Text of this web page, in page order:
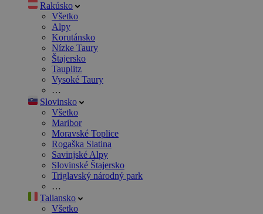
Rakúsko
Všetko
Alpy
Korutánsko
Nízke Taury
Štajersko
Tauplitz
Vysoké Taury
…
Slovinsko
Všetko
Maribor
Moravské Toplice
Rogaška Slatina
Savinjské Alpy
Slovinské Štajersko
Triglavský národný park
…
Taliansko
Všetko